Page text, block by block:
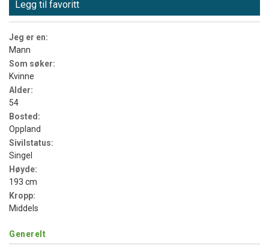
Legg til favoritt
Jeg er en:
Mann
Som søker:
Kvinne
Alder:
54
Bosted:
Oppland
Sivilstatus:
Singel
Høyde:
193 cm
Kropp:
Middels
Generelt